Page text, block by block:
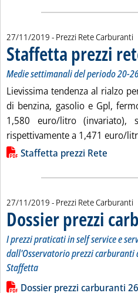
27/11/2019 - Prezzi Rete Carburanti
Staffetta prezzi
Medie settimanali del periodo 20-
Lievissima tendenza al rialzo
di benzina, gasolio e Gpl,
1,580 euro/litro (invariato),
rispettivamente a 1,471 euro/
Lista allegati PDF alla
Staffetta prezzi Rete
27/11/2019 - Prezzi Rete Carburanti
Dossier prezzi
I prezzi praticati in self service e
dall'Osservatorio prezzi carburanti
Staffetta
Leggi tutta la notizia: 'Dossier
Lista allegati PDF alla
Dossier prezzi carburanti